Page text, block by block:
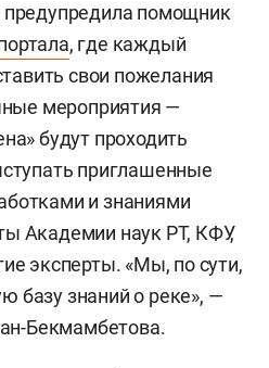
предупредила помощник
, где каждый
свои пожелания
мероприятия —
будут проходить
приглашенные
и знаниями
Академии наук РТ, КФУ,
эксперты. «Мы, по сути,
базу знаний о реке», —
Бекмамбетова.